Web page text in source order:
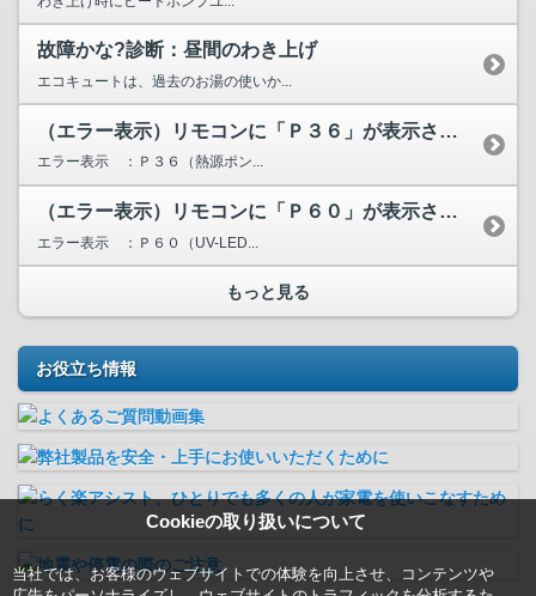
Cookieの取り扱いについて
当社では、お客様のウェブサイトでの体験を向上させ、コンテンツや
故障かな?診断：昼間のわき上げ
エコキュートは、過去のお湯の使いか...
（エラー表示）リモコンに「Ｐ３６」が表示されています。
エラー表示 ：Ｐ３６（熱源ポン...
（エラー表示）リモコンに「Ｐ６０」が表示されています。
エラー表示 ：Ｐ６０（UV-LED...
もっと見る
お役立ち情報